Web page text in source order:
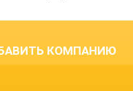
КОМПАНИЮ